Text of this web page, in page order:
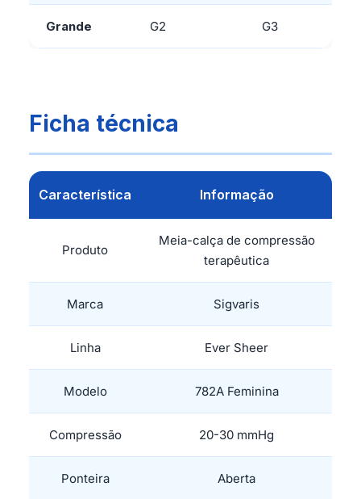
Grande G2 G3
Ficha técnica
Característica Informação
Produto
Meia-calça de compressão
terapêutica
Marca Sigvaris
Linha Ever Sheer
Modelo 782A Feminina
Compressão 20-30 mmHg
Ponteira Aberta